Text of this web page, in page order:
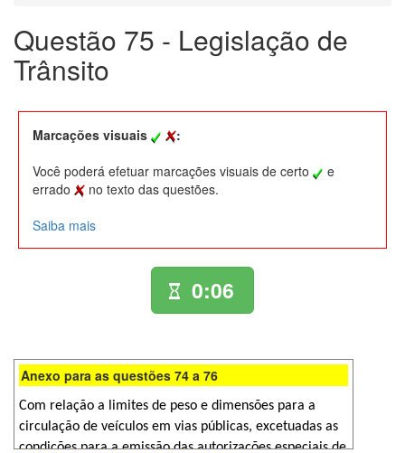
Questão 75 - Legislação de
Trânsito
Marcações visuais
:
Você poderá efetuar marcações visuais de certo
e
errado
no texto das questões.
Saiba mais
0:06
Anexo para as questões 74 a 76
Com relação a limites de peso e dimensões para a
circulação de veículos em vias públicas, excetuadas as
condições para a emissão das autorizações especiais de